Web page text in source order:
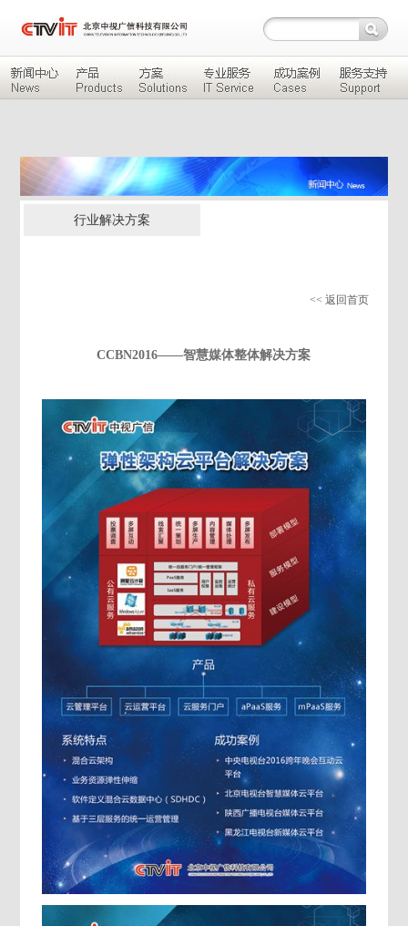
行业解决方案
<< 返回首页
CCBN2016——智慧媒体整体解决方案